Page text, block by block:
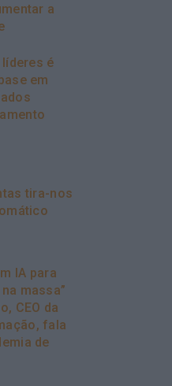
a
é
em
tira-nos
IA para
massa”
CEO da
fala
de